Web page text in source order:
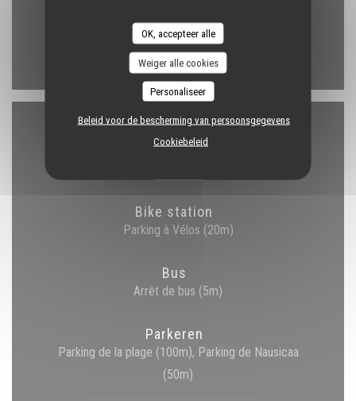
OK, accepteer alle
Weiger alle cookies
Personaliseer
Beleid voor de bescherming van persoonsgegevens
Cookiebeleid
10:00 - 22:00
Toegang
Bike station
Parking à Vélos (20m)
Bus
Arrêt de bus (5m)
Parkeren
Parking de la plage (100m), Parking de Nausicaa
(50m)